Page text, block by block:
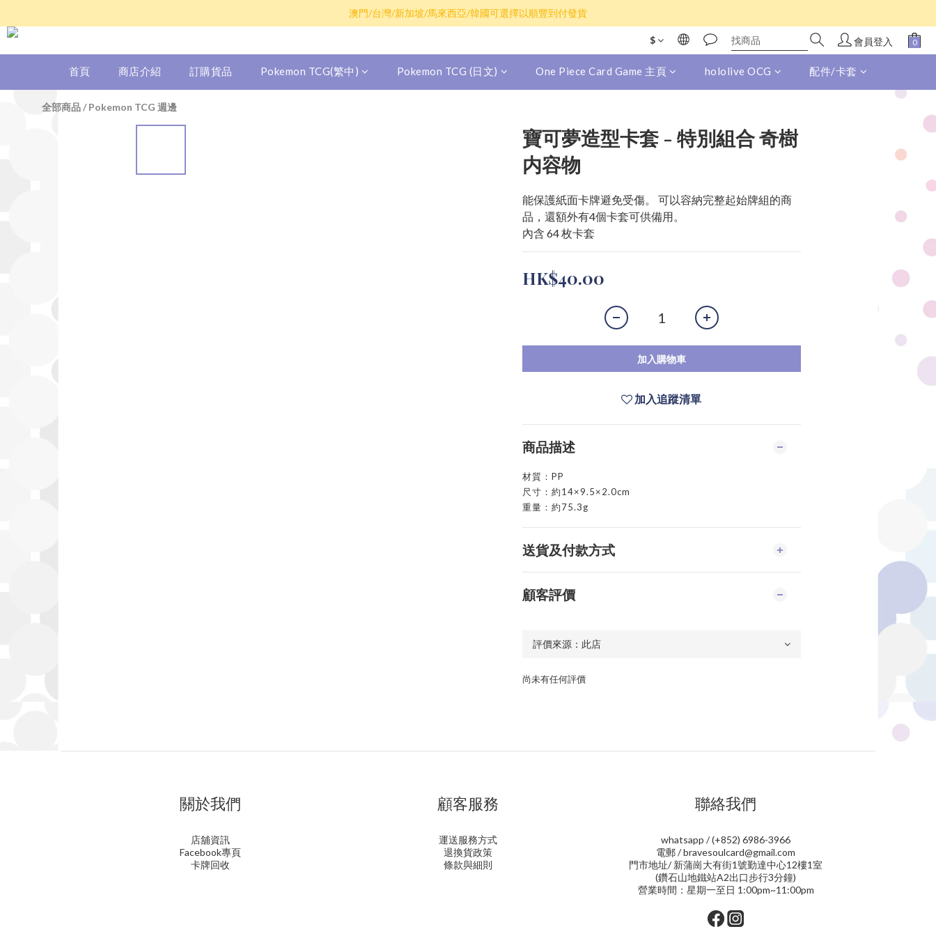
散卡買滿$100包平郵，全部產品買滿$800包順豐(香港境內)
澳門/台灣/新加坡/馬來西亞/韓國可選擇以順豐到付發貨
$ 會員登入
首頁 商店介紹 訂購貨品 Pokemon TCG(繁中) Pokemon TCG (日文) One Piece Card Game 主頁 hololive OCG 配件/卡套
全部商品/Pokemon TCG 週邊
寶可夢造型卡套 - 特別組合 奇樹
内容物
能保護紙面卡牌避免受傷。 可以容納完整起始牌組的商
品，還額外有4個卡套可供備用。
內含 64 枚卡套
HK$40.00
加入購物車
加入追蹤清單
商品描述
材質：PP
尺寸：約14×9.5×2.0cm
重量：約75.3g
送貨及付款方式
顧客評價
尚未有任何評價
關於我們
店舖資訊
Facebook專頁
卡牌回收
顧客服務
運送服務方式
退換貨政策
條款與細則
聯絡我們
whatsapp / (+852) 6986-3966
電郵 / bravesoulcard@gmail.com
門市地址/ 新蒲崗大有街1號勤達中心12樓1室
(鑽石山地鐵站A2出口步行3分鐘)
營業時間：星期一至日 1:00pm~11:00pm